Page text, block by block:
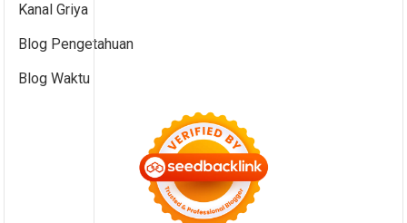
Kanal Griya
Blog Pengetahuan
Blog Waktu